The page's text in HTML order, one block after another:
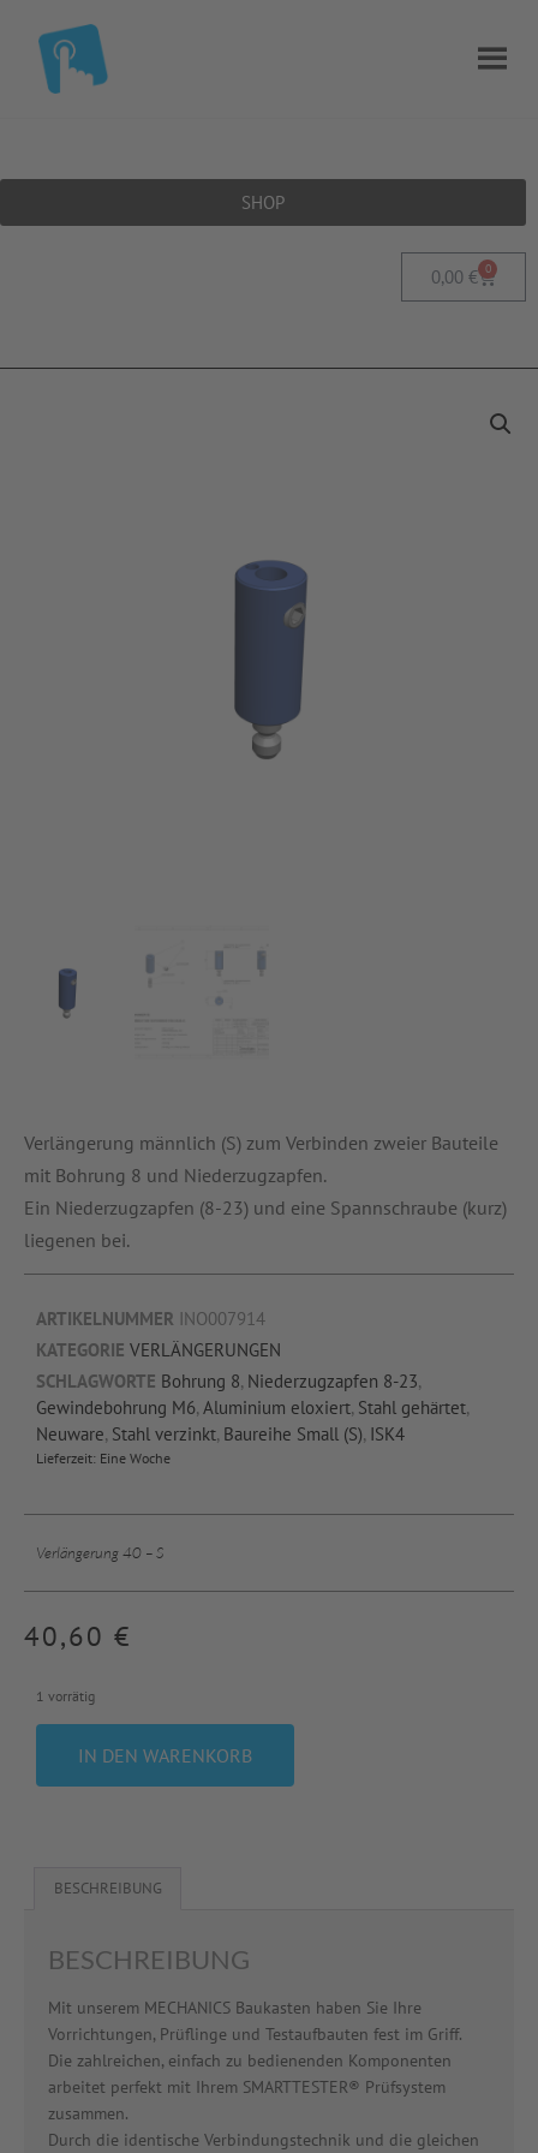
SHOP
0,00 € 0
Verlängerung männlich (S) zum Verbinden zweier Bauteile
mit Bohrung 8 und Niederzugzapfen.
Ein Niederzugzapfen (8-23) und eine Spannschraube (kurz)
liegenen bei.
ARTIKELNUMMER INO007914
KATEGORIE VERLÄNGERUNGEN
SCHLAGWORTE Bohrung 8, Niederzugzapfen 8-23,
Gewindebohrung M6,Aluminium eloxiert, Stahl gehärtet,
Neuware, Stahl verzinkt, Baureihe Small (S), ISK4
Lieferzeit: Eine Woche
Verlängerung 40 – S
40,60 €
1 vorrätig
IN DEN WARENKORB
BESCHREIBUNG
BESCHREIBUNG
Mit unserem MECHANICS Baukasten haben Sie Ihre
Vorrichtungen, Prüflinge und Testaufbauten fest im Griff.
Die zahlreichen, einfach zu bedienenden Komponenten
arbeitet perfekt mit Ihrem SMARTTESTER® Prüfsystem
zusammen.
Durch die identische Verbindungstechnik und die gleichen